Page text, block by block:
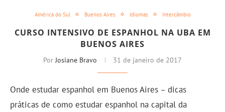
América do Sul Buenos Aires Idiomas Intercâmbio
CURSO INTENSIVO DE ESPANHOL NA UBA EM
BUENOS AIRES
Por Josiane Bravo 31 de janeiro de 2017
Onde estudar espanhol em Buenos Aires – dicas
práticas de como estudar espanhol na capital da